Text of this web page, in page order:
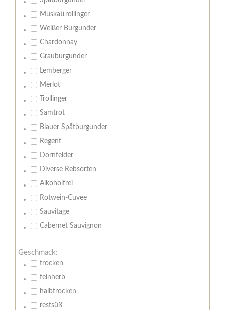
Muskattrollinger
Weißer Burgunder
Chardonnay
Grauburgunder
Lemberger
Merlot
Trollinger
Samtrot
Blauer Spätburgunder
Regent
Dornfelder
Diverse Rebsorten
Alkoholfrei
Rotwein-Cuvee
Sauvitage
Cabernet Sauvignon
Geschmack:
trocken
feinherb
halbtrocken
restsüß